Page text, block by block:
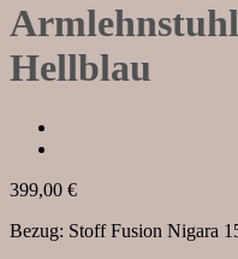
Hellblau
399,00 €
Bezug: Stoff Fusion Nigara